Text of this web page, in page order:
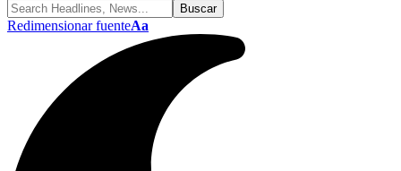
Redimensionar fuenteAa